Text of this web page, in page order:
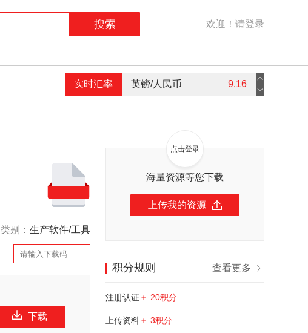
搜索 欢迎！请登录
实时汇率 英镑/人民币 9.16
欧元/人民币 7.59
港币/人民币
类别： 生产软件/工具
下载
点击登录
海量资源等您下载
上传我的资源
积分规则 查看更多
注册认证 ＋ 20积分
上传资料＋ 3积分